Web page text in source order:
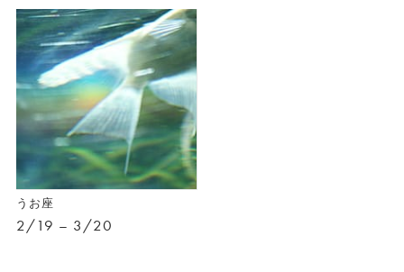
うお座
2/19 – 3/20